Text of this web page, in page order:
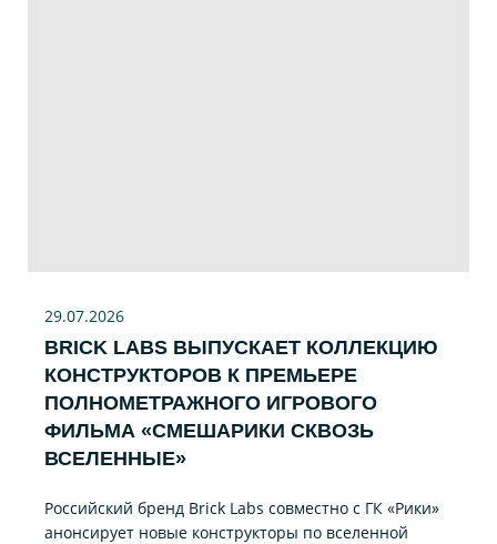
29.07.2026
BRICK LABS ВЫПУСКАЕТ КОЛЛЕКЦИЮ
КОНСТРУКТОРОВ К ПРЕМЬЕРЕ
ПОЛНОМЕТРАЖНОГО ИГРОВОГО
ФИЛЬМА «CМЕШАРИКИ СКВОЗЬ
ВСЕЛЕННЫЕ»
Российский бренд Brick Labs совместно с ГК «Рики»
анонсирует новые конструкторы по вселенной